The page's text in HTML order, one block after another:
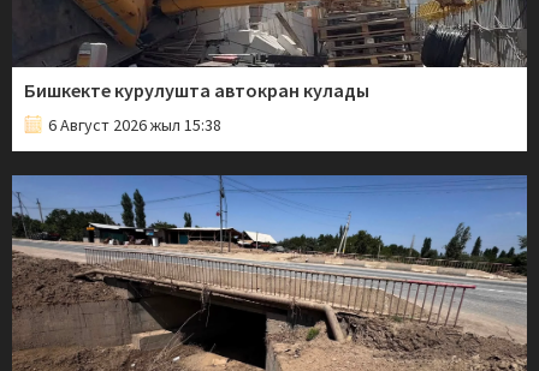
Бишкекте курулушта автокран кулады
6 Август 2026 жыл 15:38